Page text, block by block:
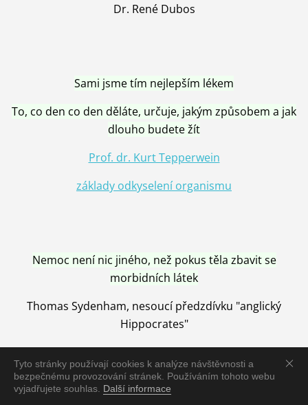
Tyto stránky používají cookies k analýze návštěvnosti a
bezpečnému provozování stránek. Používáním tohoto webu
vyjadřujete souhlas. Další informace
Dr. René Dubos
Sami jsme tím nejlepším lékem
To, co den co den děláte, určuje, jakým způsobem a jak
dlouho budete žít
Prof. dr. Kurt Tepperwein
základy odkyselení organismu
Nemoc není nic jiného, než pokus těla zbavit se
morbidních látek
Thomas Sydenham, nesoucí předzdívku "anglický
Hippocrates"
Nemoc je vyléčena jen pomocí Přírody, neutralizací a